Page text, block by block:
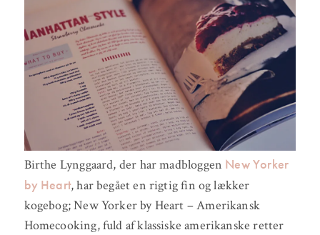
Birthe Lynggaard, der har madbloggen New Yorker
by Heart, har begået en rigtig fin og lækker
kogebog; New Yorker by Heart – Amerikansk
Homecooking, fuld af klassiske amerikanske retter